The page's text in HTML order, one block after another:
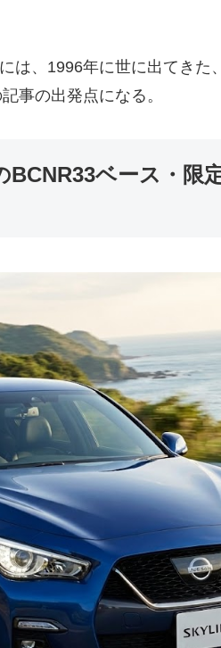
は、1996年に世に出てきた
事の出発点になる。
BCNR33ベース・限